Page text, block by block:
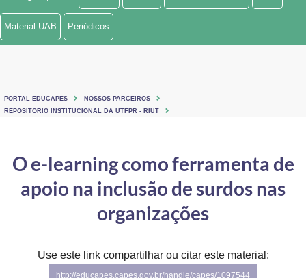
Ministério de Minas e Energia
Ministério do Turismo
Controladoria-Geral da União
Ministério da Mulher, da Família e dos Direitos Humanos
Secretaria de Governo
Material UAB Periódicos
PORTAL EDUCAPES
NOSSOS PARCEIROS
REPOSITORIO INSTITUCIONAL DA UTFPR - RIUT
O e-learning como ferramenta de
apoio na inclusão de surdos nas
organizações
Use este link compartilhar ou citar este material:
http://educapes.capes.gov.br/handle/capes/1097544